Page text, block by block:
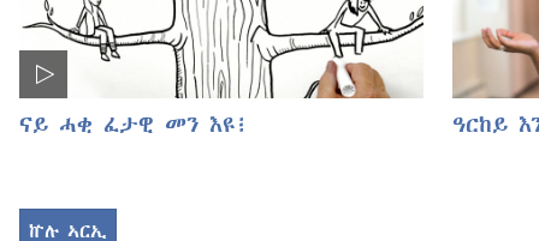
ናይ ሓቂ ፈታዊ መን እዩ፧ ዓርከይ
ኵሉ ኣርኢ